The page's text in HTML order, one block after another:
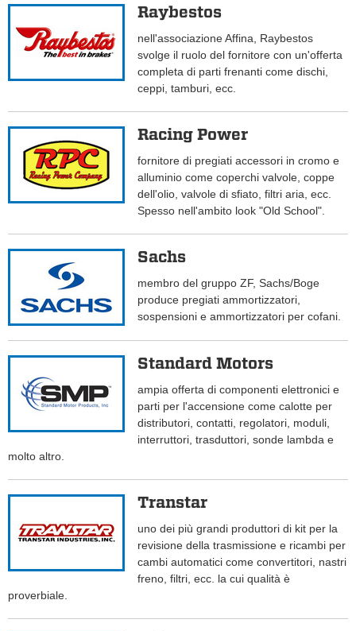
Raybestos
nell'associazione Affina, Raybestos
svolge il ruolo del fornitore con un'offerta
completa di parti frenanti come dischi,
ceppi, tamburi, ecc.
Racing Power
fornitore di pregiati accessori in cromo e
alluminio come coperchi valvole, coppe
dell'olio, valvole di sfiato, filtri aria, ecc.
Spesso nell'ambito look "Old School".
Sachs
membro del gruppo ZF, Sachs/Boge
produce pregiati ammortizzatori,
sospensioni e ammortizzatori per cofani.
Standard Motors
ampia offerta di componenti elettronici e
parti per l'accensione come calotte per
distributori, contatti, regolatori, moduli,
interruttori, trasduttori, sonde lambda e
molto altro.
Transtar
uno dei più grandi produttori di kit per la
revisione della trasmissione e ricambi per
cambi automatici come convertitori, nastri
freno, filtri, ecc. la cui qualità è
proverbiale.